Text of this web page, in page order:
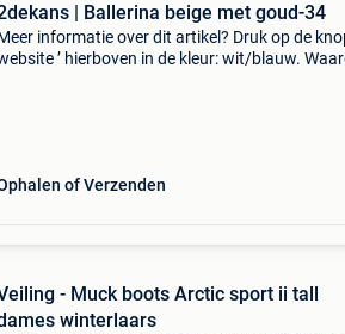
| Ballerina beige met goud-34
informatie over dit artikel? Druk op de
’ hierboven in de kleur: wit/blauw.
of Verzenden
- Muck boots Arctic sport ii tall
winterlaars